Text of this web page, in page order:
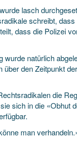
lasch
schreibt,
dass die Polizei
wurde natürlich
den Zeitpunkt
die
sich in die «Obhut
man